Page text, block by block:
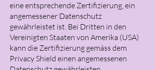
eine entsprechende Zertifizierung, ein
angemessener Datenschutz
gewährleistet ist. Bei Dritten in den
Vereinigten Staaten von Amerika (USA)
kann die Zertifizierung gemäss dem
Privacy Shield einen angemessenen